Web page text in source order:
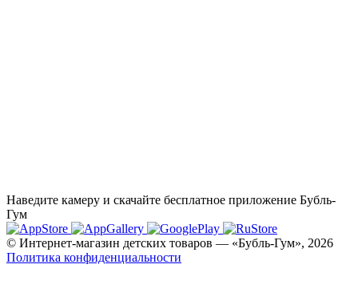
Наведите камеру и скачайте бесплатное приложение Бубль-
Гум
© Интернет-магазин детских товаров — «Бубль-Гум», 2026
Политика конфиденциальности